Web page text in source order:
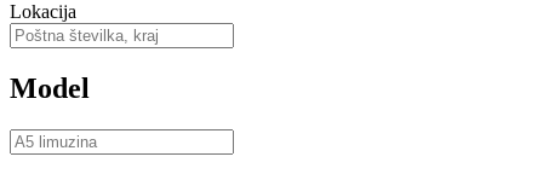
Lokacija
Model